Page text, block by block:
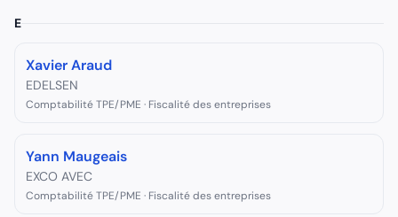
E
Xavier Araud
EDELSEN
Comptabilité TPE/PME · Fiscalité des entreprises
Yann Maugeais
EXCO AVEC
Comptabilité TPE/PME · Fiscalité des entreprises